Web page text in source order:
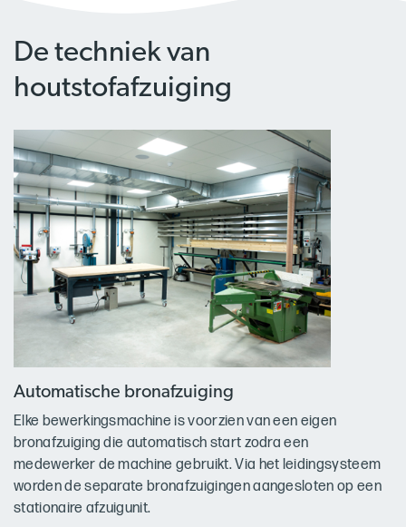
De techniek van
houtstofafzuiging
Automatische bronafzuiging
Elke bewerkingsmachine is voorzien van een eigen
bronafzuiging die automatisch start zodra een
medewerker de machine gebruikt. Via het leidingsysteem
worden de separate bronafzuigingen aangesloten op een
stationaire afzuigunit.